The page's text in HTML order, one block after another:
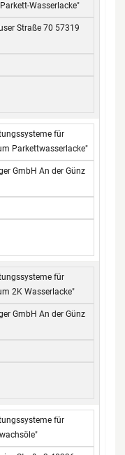
Wasserlacke"
Straße 70 57319
für
Parkettwasserlacke"
GmbH An der Günz
für
2K Wasserlacke"
GmbH An der Günz
für